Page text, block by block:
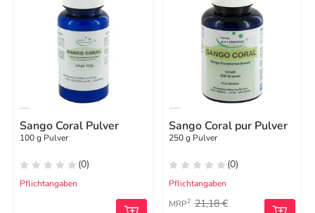
Sango Coral Pulver
100 g Pulver
(0)
Pflichtangaben
Sango Coral pur Pulver
250 g Pulver
(0)
Pflichtangaben
MRP2 21,18 €